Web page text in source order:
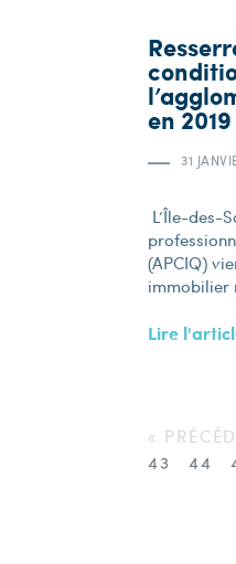
en 2019
31
L’Île-des-
(APCIQ)
immobilier
Lire
«
43
44